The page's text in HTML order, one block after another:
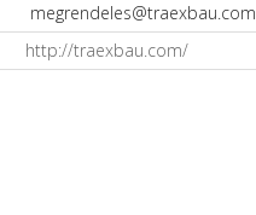
megrendeles@traexbau.com
http://traexbau.com/